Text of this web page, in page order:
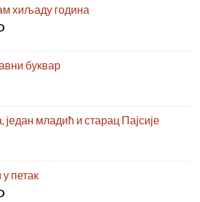
хиљаду година
буквар
један младић и старац Пајсије
петак